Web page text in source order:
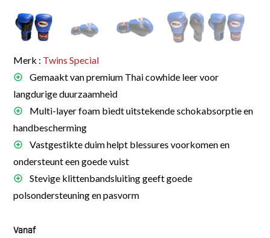
Merk : Twins Special
Gemaakt van premium Thai cowhide leer voor
langdurige duurzaamheid
Multi-layer foam biedt uitstekende schokabsorptie en
handbescherming
Vastgestikte duim helpt blessures voorkomen en
ondersteunt een goede vuist
Stevige klittenbandsluiting geeft goede
polsondersteuning en pasvorm
Vanaf